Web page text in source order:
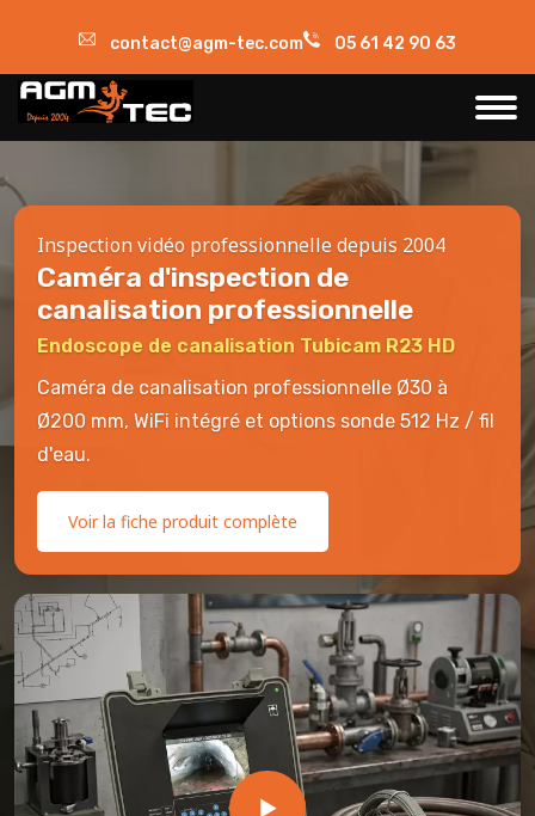
contact@agm-tec.com 05 61 42 90 63
Inspection vidéo professionnelle depuis 2004
Caméra d'inspection de
canalisation professionnelle
Endoscope de canalisation Tubicam R23 HD
Caméra de canalisation professionnelle Ø30 à
Ø200 mm, WiFi intégré et options sonde 512 Hz / fil
d'eau.
Voir la fiche produit complète